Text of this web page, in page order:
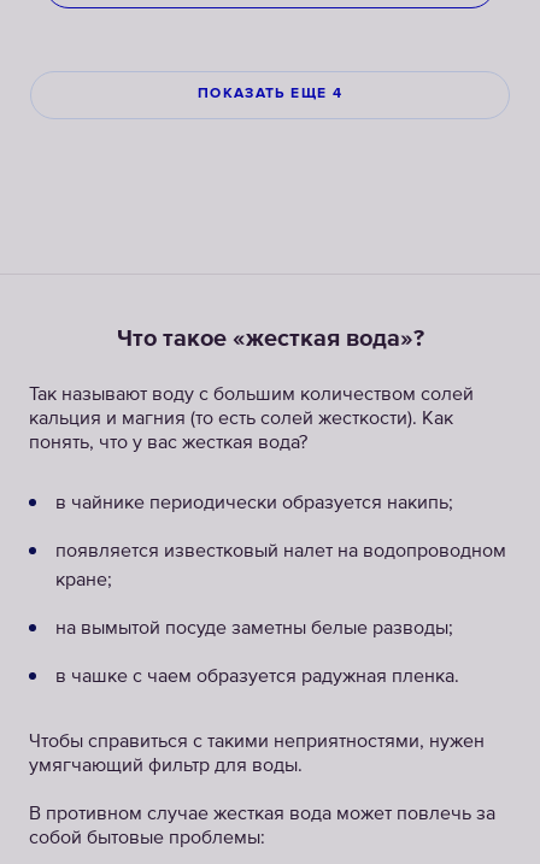
ПОКАЗАТЬ ЕЩЕ 4
Что такое «жесткая вода»?
Так называют воду с большим количеством солей
кальция и магния (то есть солей жесткости). Как
понять, что у вас жесткая вода?
в чайнике периодически образуется накипь;
появляется известковый налет на водопроводном
кране;
на вымытой посуде заметны белые разводы;
в чашке с чаем образуется радужная пленка.
Чтобы справиться с такими неприятностями, нужен
умягчающий фильтр для воды.
В противном случае жесткая вода может повлечь за
собой бытовые проблемы: